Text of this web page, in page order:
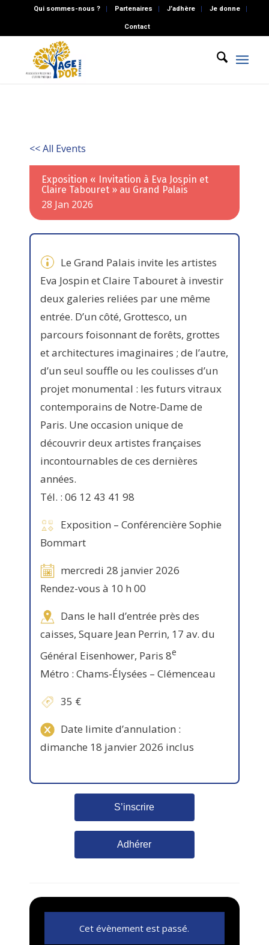
Qui sommes-nous ? Partenaires J’adhère Je donne
Contact
<< All Events
Exposition « Invitation à Eva Jospin et
Claire Tabouret » au Grand Palais
28 Jan 2026
Le Grand Palais invite les artistes
Eva Jospin et Claire Tabouret à investir
deux galeries reliées par une même
entrée. D’un côté, Grottesco, un
parcours foisonnant de forêts, grottes
et architectures imaginaires ; de l’autre,
d’un seul souffle ou les coulisses d’un
projet monumental : les futurs vitraux
contemporains de Notre-Dame de
Paris. Une occasion unique de
découvrir deux artistes françaises
incontournables de ces dernières
années.
Tél. : 06 12 43 41 98
Exposition – Conférencière Sophie
Bommart
mercredi 28 janvier 2026
Rendez-vous à 10 h 00
Dans le hall d’entrée près des
caisses, Square Jean Perrin, 17 av. du
Général Eisenhower, Paris 8e
Métro : Chams-Élysées – Clémenceau
35 €
Date limite d’annulation :
dimanche 18 janvier 2026 inclus
S’inscrire
Adhérer
Cet évènement est passé.